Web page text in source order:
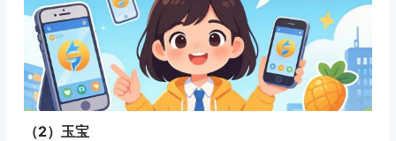
（2）玉宝